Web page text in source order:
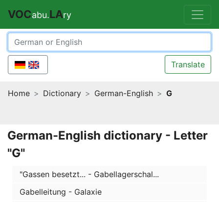
VOCabu.LAry
Translate
Home Dictionary German-English G
German-English dictionary - Letter
"G"
"Gassen besetzt... - Gabellagerschal...
Gabelleitung - Galaxie